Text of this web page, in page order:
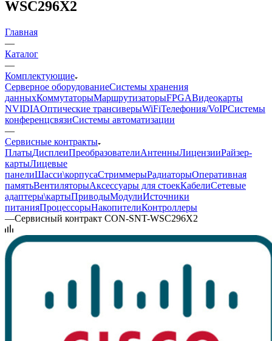
WSC296X2
Главная
—
Каталог
—
Комплектующие
Серверное оборудованиеСистемы хранения
данныхКоммутаторыМаршрутизаторыFPGAВидеокарты
NVIDIAОптические трансиверыWiFiТелефония/VoIPСистемы
конференцсвязиСистемы автоматизации
—
Сервисные контракты
ПлатыДисплеиПреобразователиАнтенныЛицензииРайзер-
картыЛицевые
панелиШасси\корпусаСтриммерыРадиаторыОперативная
памятьВентиляторыАксессуары для стоекКабелиСетевые
адаптеры\картыПриводыМодулиИсточники
питанияПроцессорыНакопителиКонтроллеры
—Сервисный контракт CON-SNT-WSC296X2